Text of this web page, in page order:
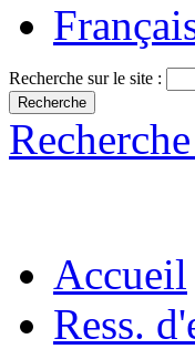
Recherche sur le site :
Accueil
Ress.